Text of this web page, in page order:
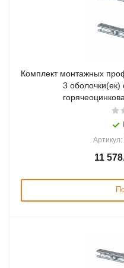
Комплект монтажных
3
11